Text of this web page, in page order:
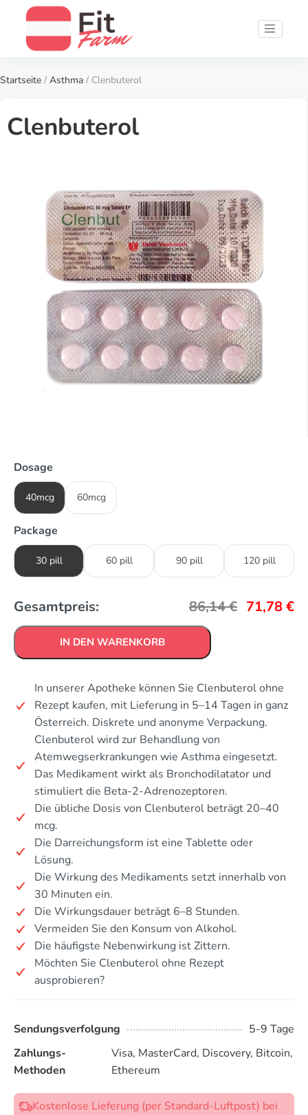
Startseite / Asthma / Clenbuterol
Clenbuterol
Dosage
40mcg 60mcg
Package
30 pill 60 pill 90 pill 120 pill
Gesamtpreis: 86,14€ 71,78€
IN DEN WARENKORB
In unserer Apotheke können Sie Clenbuterol ohne
Rezept kaufen, mit Lieferung in 5–14 Tagen in ganz
Österreich. Diskrete und anonyme Verpackung.
Clenbuterol wird zur Behandlung von
Atemwegserkrankungen wie Asthma eingesetzt.
Das Medikament wirkt als Bronchodilatator und
stimuliert die Beta-2-Adrenozeptoren.
Die übliche Dosis von Clenbuterol beträgt 20–40
mcg.
Die Darreichungsform ist eine Tablette oder
Lösung.
Die Wirkung des Medikaments setzt innerhalb von
30 Minuten ein.
Die Wirkungsdauer beträgt 6–8 Stunden.
Vermeiden Sie den Konsum von Alkohol.
Die häufigste Nebenwirkung ist Zittern.
Möchten Sie Clenbuterol ohne Rezept
ausprobieren?
Sendungsverfolgung
5-9 Tage
Zahlungs-
Methoden
Visa, MasterCard, Discovery, Bitcoin,
Ethereum
Kostenlose Lieferung (per Standard-Luftpost) bei